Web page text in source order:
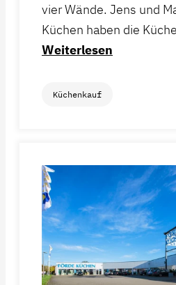
vier Wände. Jens und
Küchen haben die
Weiterlesen
Küchenkauf